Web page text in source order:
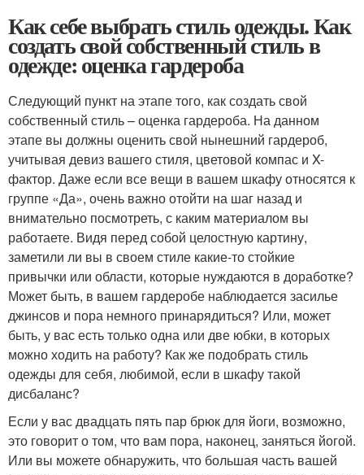
Как себе выбрать стиль одежды. Как
создать свой собственный стиль в
одежде: оценка гардероба
Следующий пункт на этапе того, как создать свой
собственный стиль – оценка гардероба. На данном
этапе вы должны оценить свой нынешний гардероб,
учитывая девиз вашего стиля, цветовой компас и X-
фактор. Даже если все вещи в вашем шкафу относятся к
группе «Да», очень важно отойти на шаг назад и
внимательно посмотреть, с каким материалом вы
работаете. Видя перед собой целостную картину,
заметили ли вы в своем стиле какие-то стойкие
привычки или области, которые нуждаются в доработке?
Может быть, в вашем гардеробе наблюдается засилье
джинсов и пора немного принарядиться? Или, может
быть, у вас есть только одна или две юбки, в которых
можно ходить на работу? Как же подобрать стиль
одежды для себя, любимой, если в шкафу такой
дисбаланс?
Если у вас двадцать пять пар брюк для йоги, возможно,
это говорит о том, что вам пора, наконец, заняться йогой.
Или вы можете обнаружить, что большая часть вашей